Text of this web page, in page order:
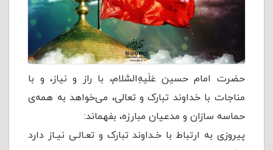
حضرت امام حسین عَلَیهِ‌السَّلام، با راز و نیاز، و با
مناجات با خداوند تبارک و تعالی، می‌خواهد به همه‌ی
حماسه سازان و مدعیان مبارزه، بفهماند:
پیروزی به ارتباط با خـداوند تبارک و تعـالـی نیـاز دارد